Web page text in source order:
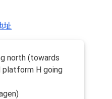
址
north (towards
platform H going